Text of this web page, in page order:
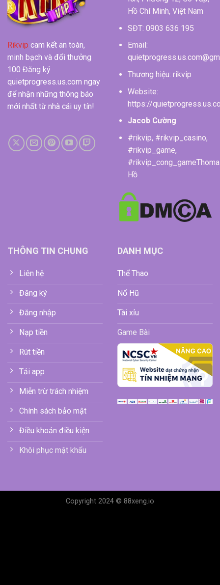
Rikvip cam kết an toàn,
minh bạch và đổi thưởng
100 Đăng ký
quietprogress.us.com ngay
để nhận những thông báo
mới nhất từ nhà cái uy tín!
Hồ Chí Minh, Việt Nam
SĐT: 0903 636 195
Email:
Thương hiệu: rikvip
Website:
https://
Jacob Cường
#rikvip, #rikvip_casino,
#rikvip_game,
Hồ
THÔNG TIN CHUNG
Liên hệ
Đăng ký
Đăng nhập
Nạp tiền
Rút tiền
Tải app
Miễn trừ trách nhiệm
Chính sách bảo mật
Điều khoản điều kiện
Khôi phục mật khẩu
DANH MỤC
Thể Thao
Nổ Hũ
Tài xỉu
Game Bài
Copyright 2024 © 88xeng.io